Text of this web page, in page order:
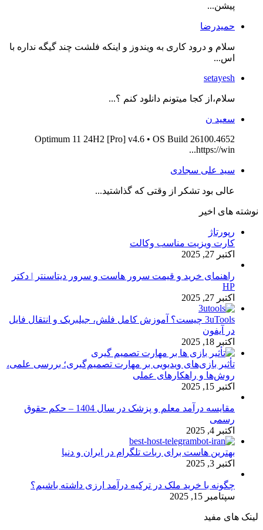
پیشن...
حمیدرضا
سلام و درود کاری به ویندوز و اینکه فلشت چند گیگه نداره با
اس...
setayesh
سلام،از کجا میتونم دانلود کنم ؟...
سعید ن
Optimum 11 24H2 [Pro] v4.6 • OS Build 26100.4652
https://win...
سید علی سجادی
عالی بود تشکر از وقتی که گذاشتید...
نوشته های اخیر
رپورتاژ
کارت ویزیت مناسب وکالت
اکتبر 27, 2025
راهنمای خرید و قیمت سرور هاست و سرور دیتاسنتر | دکتر
HP
اکتبر 27, 2025
3uTools چیست؟ آموزش کامل فلش، جیلبریک و انتقال فایل
در آیفون
اکتبر 18, 2025
تأثیر بازی‌های ویدیویی بر مهارت تصمیم‌گیری؛ بررسی علمی،
روش‌ها و راهکارهای عملی
اکتبر 15, 2025
مقایسه درآمد معلم و پزشک در سال 1404 – حکم حقوق
رسمی
اکتبر 4, 2025
بهترین هاست برای ربات تلگرام در ایران و دنیا
اکتبر 3, 2025
چگونه با خرید ملک در ترکیه درآمد ارزی داشته باشیم؟
سپتامبر 15, 2025
لینک های مفید